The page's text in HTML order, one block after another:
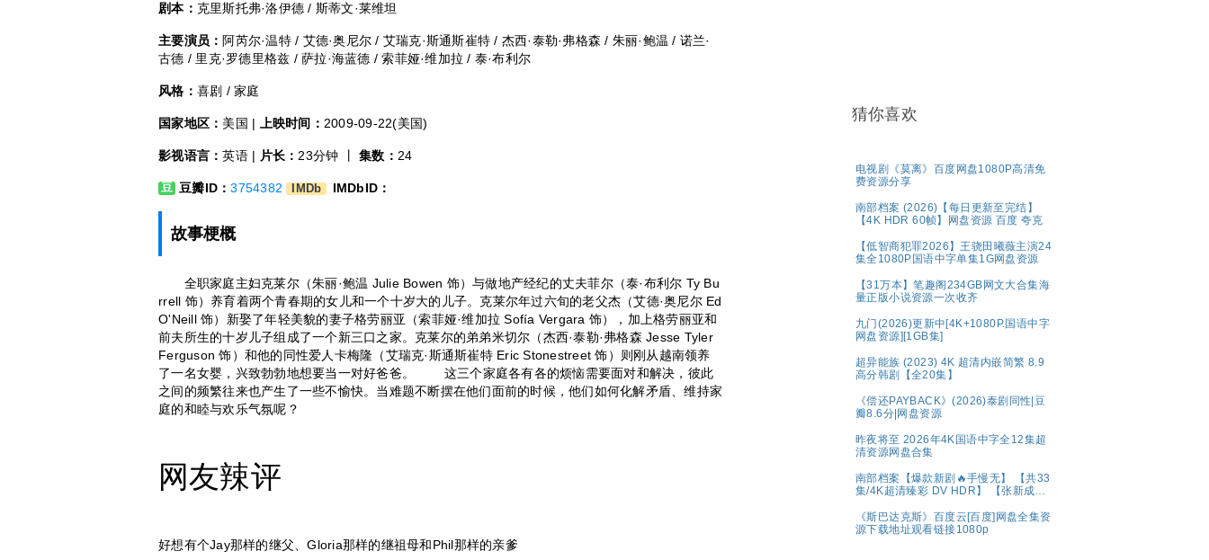
剧本： 克里斯托弗·洛伊德 / 斯蒂文·莱维坦
主要演员： 阿芮尔·温特 / 艾德·奥尼尔 / 艾瑞克·斯通斯崔特 / 杰西·泰勒·弗格森 / 朱丽·鲍温 / 诺兰·
古德 / 里克·罗德里格兹 / 萨拉·海蓝德 / 索菲娅·维加拉 / 泰·布利尔
风格： 喜剧 / 家庭
国家地区： 美国 | 上映时间： 2009-09-22(美国)
影视语言：英语 | 片长： 23分钟 丨集数： 24
豆 豆瓣ID：3754382 IMDb IMDbID：
故事梗概
全职家庭主妇克莱尔（朱丽·鲍温 Julie Bowen 饰）与做地产经纪的丈夫菲尔（泰·布利尔 Ty Bu
rrell 饰）养育着两个青春期的女儿和一个十岁大的儿子。克莱尔年过六旬的老父杰（艾德·奥尼尔 Ed
O'Neill 饰）新娶了年轻美貌的妻子格劳丽亚（索菲娅·维加拉 Sofía Vergara 饰），加上格劳丽亚和
前夫所生的十岁儿子组成了一个新三口之家。克莱尔的弟弟米切尔（杰西·泰勒·弗格森 Jesse Tyler
Ferguson 饰）和他的同性爱人卡梅隆（艾瑞克·斯通斯崔特 Eric Stonestreet 饰）则刚从越南领养
了一名女婴，兴致勃勃地想要当一对好爸爸。 这三个家庭各有各的烦恼需要面对和解决，彼此
之间的频繁往来也产生了一些不愉快。当难题不断摆在他们面前的时候，他们如何化解矛盾、维持家
庭的和睦与欢乐气氛呢？
网友辣评
好想有个Jay那样的继父、Gloria那样的继祖母和Phil那样的亲爹
猜你喜欢
电视剧《莫离》百度网盘1080P高清免
费资源分享
南部档案 (2026)【每日更新至完结】
【4K HDR 60帧】网盘资源 百度 夸克
【低智商犯罪2026】王骁田曦薇主演24
集全1080P国语中字单集1G网盘资源
【31万本】笔趣阁234GB网文大合集海
量正版小说资源一次收齐
九门(2026)更新中[4K+1080P.国语中字
网盘资源][1GB集]
超异能族 (2023) 4K 超清内嵌简繁 8.9
高分韩剧【全20集】
《偿还PAYBACK》(2026)泰剧同性|豆
瓣8.6分|网盘资源
昨夜将至 2026年4K国语中字全12集超
清资源网盘合集
南部档案【爆款新剧🔥手慢无】 【共33
集/4K超清臻彩 DV HDR】 【张新成、
《斯巴达克斯》百度云[百度]网盘全集资
源下载地址观看链接1080p